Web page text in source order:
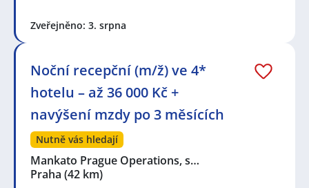
Zveřejněno: 3. srpna
Noční recepční (m/ž) ve 4*
hotelu – až 36 000 Kč +
navýšení mzdy po 3 měsících
Nutně vás hledají
Mankato Prague Operations, s…
Praha (42 km)